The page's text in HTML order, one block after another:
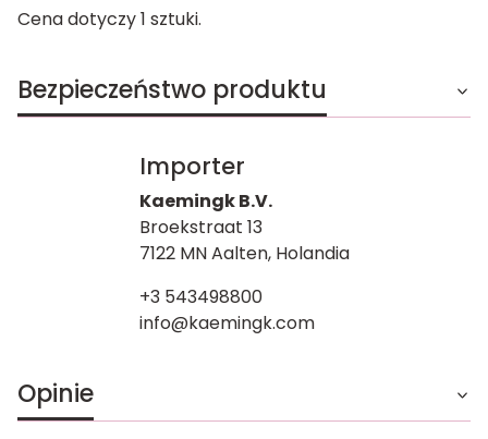
Cena dotyczy 1 sztuki.
Bezpieczeństwo produktu
Importer
Kaemingk B.V.
Broekstraat 13
7122 MN Aalten, Holandia
+3 543498800
info@kaemingk.com
Opinie